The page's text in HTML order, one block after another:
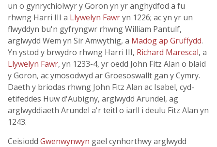
un o gynrychiolwyr y Goron yn yr anghydfod a fu
rhwng Harri III a Llywelyn Fawryn 1226; ac yn yr un
flwyddyn bu'n gyfryngwr rhwng William Pantulf,
arglwydd Wem yn Sir Amwythig, a Madog ap Gruffydd.
Yn ystod y brwydro rhwng Harri III, Richard Marescal, a
Llywelyn Fawr, yn 1233-4, yr oedd John Fitz Alan o blaid
y Goron, ac ymosodwyd ar Groesoswallt gan y Cymry.
Daeth y briodas rhwng John Fitz Alan ac Isabel, cyd-
etifeddes Huw d'Aubigny, arglwydd Arundel, ag
arglwyddiaeth Arundel a'r teitl o iarll i deulu Fitz Alan yn
1243.
Ceisiodd Gwenwynwyn gael cynhorthwy arglwydd